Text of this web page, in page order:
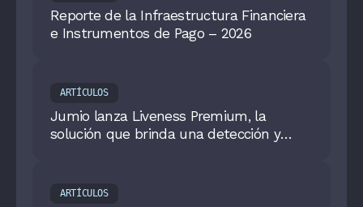
Reporte de la Infraestructura Financiera
e Instrumentos de Pago – 2026
ARTÍCULOS
Jumio lanza Liveness Premium, la
solución que brinda una detección y
ARTÍCULOS